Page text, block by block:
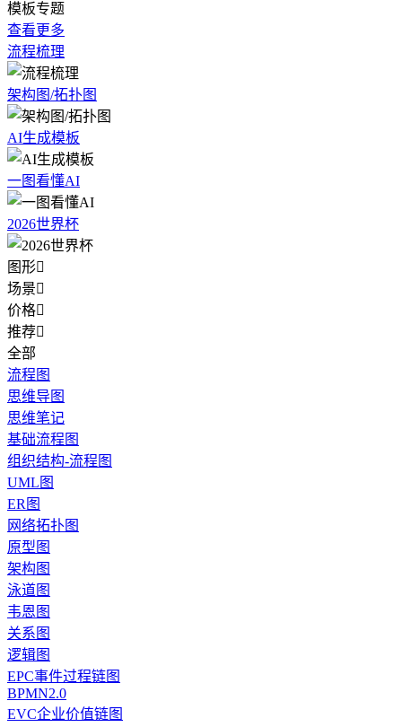
模板专题
查看更多
流程梳理
架构图/拓扑图
AI生成模板
一图看懂AI
2026世界杯
图形
场景
价格
推荐
全部
流程图
思维导图
思维笔记
基础流程图
组织结构-流程图
UML图
ER图
网络拓扑图
原型图
架构图
泳道图
韦恩图
关系图
逻辑图
EPC事件过程链图
BPMN2.0
EVC企业价值链图